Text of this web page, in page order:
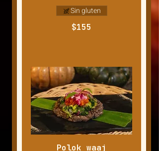
$155
Sin gluten
Polok waaj